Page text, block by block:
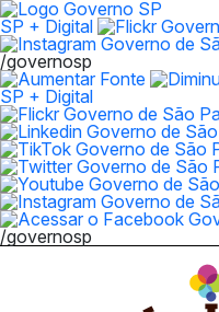
SP + Digital
/governosp
SP + Digital
/governosp